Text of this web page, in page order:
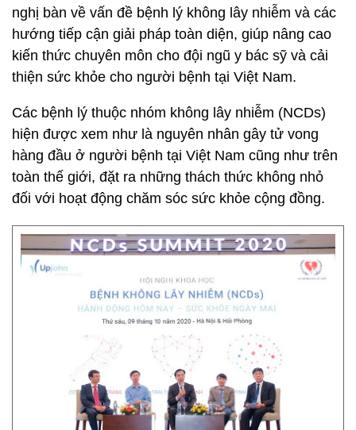
nghị bàn về vấn đề bệnh lý không lây nhiễm và các
hướng tiếp cận giải pháp toàn diện, giúp nâng cao
kiến thức chuyên môn cho đội ngũ y bác sỹ và cải
thiện sức khỏe cho người bệnh tại Việt Nam.
Các bệnh lý thuộc nhóm không lây nhiễm (NCDs)
hiện được xem như là nguyên nhân gây tử vong
hàng đầu ở người bệnh tại Việt Nam cũng như trên
toàn thế giới, đặt ra những thách thức không nhỏ
đối với hoạt động chăm sóc sức khỏe cộng đồng.